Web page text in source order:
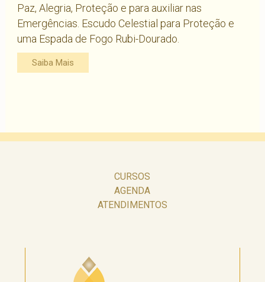
Paz, Alegria, Proteção e para auxiliar nas
Emergências. Escudo Celestial para Proteção e
uma Espada de Fogo Rubi-Dourado.
Saiba Mais
CURSOS
AGENDA
ATENDIMENTOS